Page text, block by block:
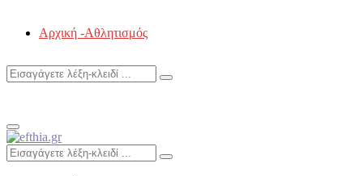
Αρχική -Αθλητισμός
Search
Search
Primary
Menu
Search
for:
Search